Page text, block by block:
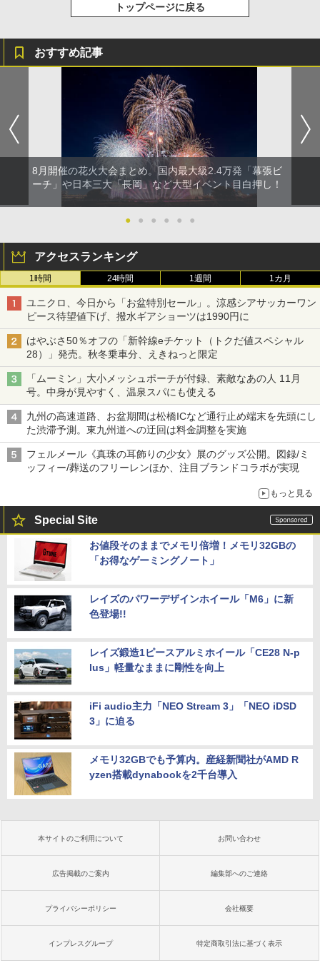
トップページに戻る
おすすめ記事
8月開催の花火大会まとめ。国内最大級2.4万発「幕張ビ
ーチ」や日本三大「長岡」など大型イベント目白押し！
● ● ● ● ● ●
アクセスランキング
1時間 24時間 1週間 1カ月
ユニクロ、今日から「お盆特別セール」。涼感シアサッカーワン
ピース待望値下げ、撥水ギアショーツは1990円に
はやぶさ50％オフの「新幹線eチケット（トクだ値スペシャル
28）」発売。秋冬乗車分、えきねっと限定
「ムーミン」大小メッシュポーチが付録、素敵なあの人 11月
号。中身が見やすく、温泉スパにも使える
九州の高速道路、お盆期間は松橋ICなど通行止め端末を先頭にし
た渋滞予測。東九州道への迂回は料金調整を実施
フェルメール《真珠の耳飾りの少女》展のグッズ公開。図録/ミ
ッフィー/葬送のフリーレンほか、注目ブランドコラボが実現
もっと見る
Special Site
お値段そのままでメモリ倍増！メモリ32GBの
「お得なゲーミングノート」
レイズのパワーデザインホイール「M6」に新
色登場!!
レイズ鍛造1ピースアルミホイール「CE28 N-p
lus」軽量なままに剛性を向上
iFi audio主力「NEO Stream 3」「NEO iDSD
3」に迫る
メモリ32GBでも予算内。産経新聞社がAMD R
yzen搭載dynabookを2千台導入
本サイトのご利用について お問い合わせ
広告掲載のご案内 編集部へのご連絡
プライバシーポリシー 会社概要
インプレスグループ 特定商取引法に基づく表示